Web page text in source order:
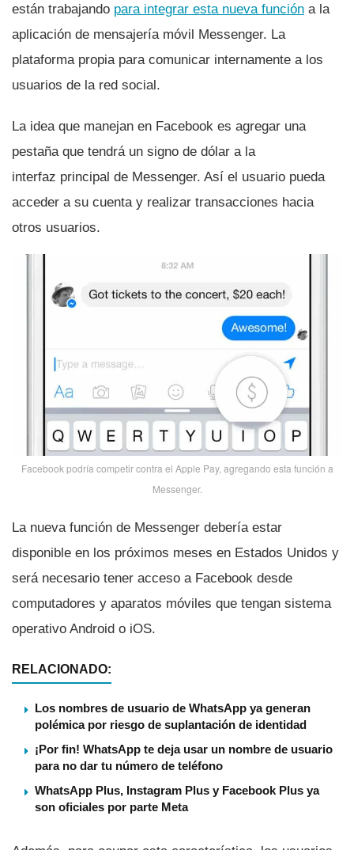
están trabajando para integrar esta nueva función a la
aplicación de mensajerí­a móvil Messenger. La
plataforma propia para comunicar internamente a los
usuarios de la red social.
La idea que manejan en Facebook es agregar una
pestaña que tendrá un signo de dólar a la
interfaz principal de Messenger. Así­ el usuario pueda
acceder a su cuenta y realizar transacciones hacia
otros usuarios.
Facebook podrí­a competir contra el Apple Pay, agregando esta función a
Messenger.
La nueva función de Messenger deberí­a estar
disponible en los próximos meses en Estados Unidos y
será necesario tener acceso a Facebook desde
computadores y aparatos móviles que tengan sistema
operativo Android o iOS.
RELACIONADO:
Los nombres de usuario de WhatsApp ya generan
polémica por riesgo de suplantación de identidad
¡Por fin! WhatsApp te deja usar un nombre de usuario
para no dar tu número de teléfono
WhatsApp Plus, Instagram Plus y Facebook Plus ya
son oficiales por parte Meta